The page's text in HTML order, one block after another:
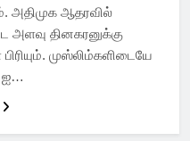
அதிமுக ஆதரவில்
அளவு தினகரனுக்கு
முஸ்லிம்களிடையே
ஐ…